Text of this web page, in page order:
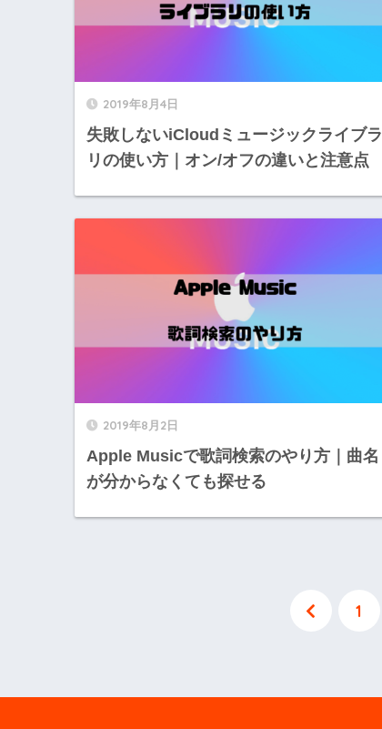
2019年8月4日
失敗しないiCloudミュージックライブラ
リの使い方｜オン/オフの違いと注意点
2019年8月2日
Apple Musicで歌詞検索のやり方｜曲名
が分からなくても探せる
1